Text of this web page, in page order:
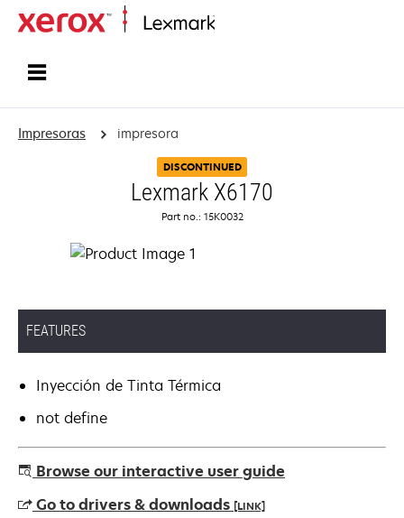
Impresoras impresora
DISCONTINUED
Lexmark X6170
Part no.: 15K0032
FEATURES
Inyección de Tinta Térmica
not define
Browse our interactive user guide
Go to drivers & downloads [LINK]